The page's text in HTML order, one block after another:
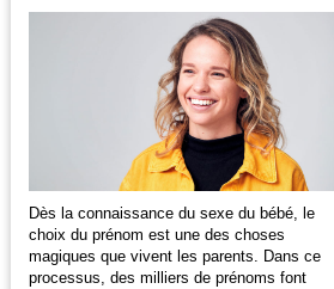
Dès la connaissance du sexe du bébé, le
choix du prénom est une des choses
magiques que vivent les parents. Dans ce
processus, des milliers de prénoms font